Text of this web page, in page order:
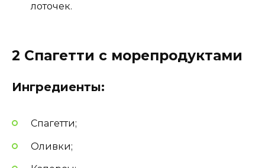
лоточек.
2 Спагетти с морепродуктами
Ингредиенты:
Спагетти;
Оливки;